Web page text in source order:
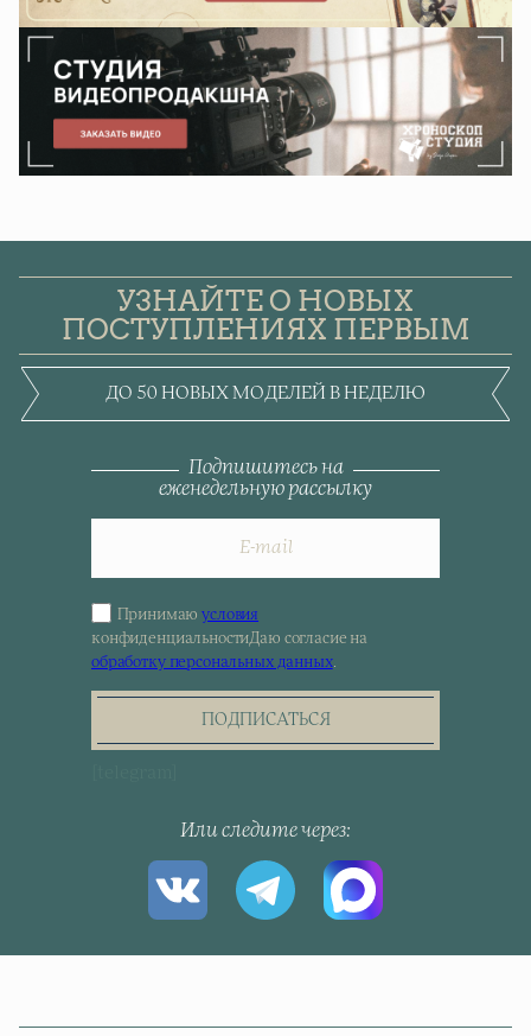
УЗНАЙТЕ О НОВЫХ
ПОСТУПЛЕНИЯХ ПЕРВЫМ
ДО 50 НОВЫХ МОДЕЛЕЙ В НЕДЕЛЮ
Подпишитесь на
еженедельную рассылку
Sign
up
for
the
Принимаюусловия
конфиденциальностиДаю согласие на
обработку персональных данных.
ПОДПИСАТЬСЯ
Или следите через